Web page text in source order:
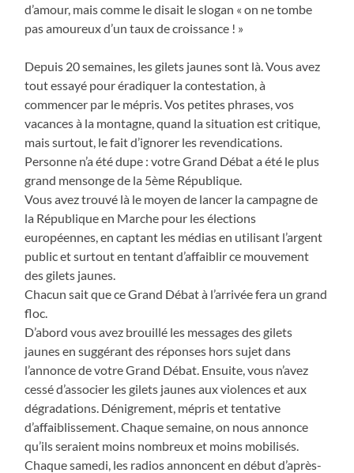
d’amour, mais comme le disait le slogan « on ne tombe
pas amoureux d’un taux de croissance ! »
Depuis 20 semaines, les gilets jaunes sont là. Vous avez
tout essayé pour éradiquer la contestation, à
commencer par le mépris. Vos petites phrases, vos
vacances à la montagne, quand la situation est critique,
mais surtout, le fait d’ignorer les revendications.
Personne n’a été dupe : votre Grand Débat a été le plus
grand mensonge de la 5ème République.
Vous avez trouvé là le moyen de lancer la campagne de
la République en Marche pour les élections
européennes, en captant les médias en utilisant l’argent
public et surtout en tentant d’affaiblir ce mouvement
des gilets jaunes.
Chacun sait que ce Grand Débat à l’arrivée fera un grand
floc.
D’abord vous avez brouillé les messages des gilets
jaunes en suggérant des réponses hors sujet dans
l’annonce de votre Grand Débat. Ensuite, vous n’avez
cessé d’associer les gilets jaunes aux violences et aux
dégradations. Dénigrement, mépris et tentative
d’affaiblissement. Chaque semaine, on nous annonce
qu’ils seraient moins nombreux et moins mobilisés.
Chaque samedi, les radios annoncent en début d’après-